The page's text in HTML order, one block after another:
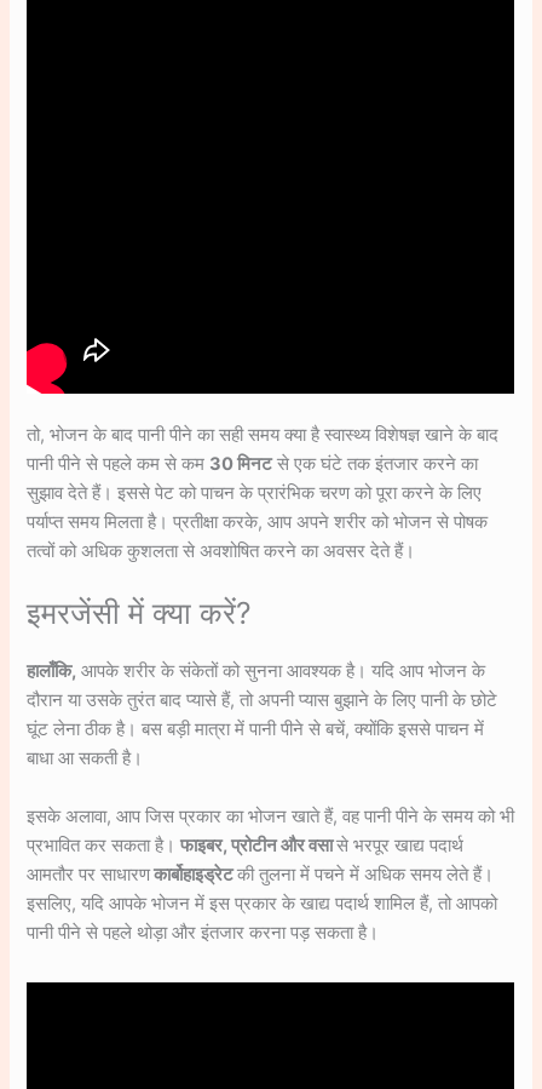
तो, भोजन के बाद पानी पीने का सही समय क्या है स्वास्थ्य विशेषज्ञ खाने के बाद
पानी पीने से पहले कम से कम 30 मिनटसे एक घंटे तक इंतजार करने का
सुझाव देते हैं। इससे पेट को पाचन के प्रारंभिक चरण को पूरा करने के लिए
पर्याप्त समय मिलता है। प्रतीक्षा करके, आप अपने शरीर को भोजन से पोषक
तत्वों को अधिक कुशलता से अवशोषित करने का अवसर देते हैं।
इमरजेंसी में क्या करें?
हालाँकि, आपके शरीर के संकेतों को सुनना आवश्यक है। यदि आप भोजन के
दौरान या उसके तुरंत बाद प्यासे हैं, तो अपनी प्यास बुझाने के लिए पानी के छोटे
घूंट लेना ठीक है। बस बड़ी मात्रा में पानी पीने से बचें, क्योंकि इससे पाचन में
बाधा आ सकती है।
इसके अलावा, आप जिस प्रकार का भोजन खाते हैं, वह पानी पीने के समय को भी
प्रभावित कर सकता है।फाइबर, प्रोटीन और वसासे भरपूर खाद्य पदार्थ
आमतौर पर साधारणकार्बोहाइड्रेटकी तुलना में पचने में अधिक समय लेते हैं।
इसलिए, यदि आपके भोजन में इस प्रकार के खाद्य पदार्थ शामिल हैं, तो आपको
पानी पीने से पहले थोड़ा और इंतजार करना पड़ सकता है।